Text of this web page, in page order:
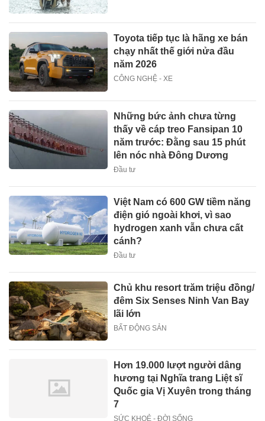
Toyota tiếp tục là hãng xe bán
chạy nhất thế giới nửa đầu
năm 2026
CÔNG NGHỆ - XE
Những bức ảnh chưa từng
thấy về cáp treo Fansipan 10
năm trước: Đằng sau 15 phút
lên nóc nhà Đông Dương
Đầu tư
Việt Nam có 600 GW tiềm năng
điện gió ngoài khơi, vì sao
hydrogen xanh vẫn chưa cất
cánh?
Đầu tư
Chủ khu resort trăm triệu đồng/
đêm Six Senses Ninh Van Bay
lãi lớn
BẤT ĐỘNG SẢN
Hơn 19.000 lượt người dâng
hương tại Nghĩa trang Liệt sĩ
Quốc gia Vị Xuyên trong tháng
7
SỨC KHOẺ - ĐỜI SỐNG